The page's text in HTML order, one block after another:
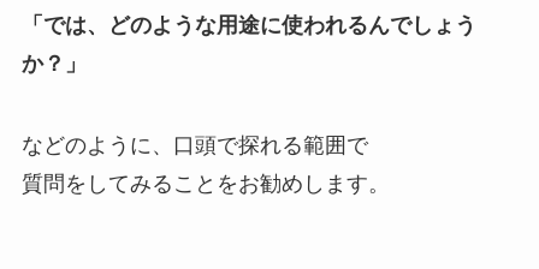
「では、どのような用途に使われるんでしょう
か？」
などのように、口頭で探れる範囲で
質問をしてみることをお勧めします。